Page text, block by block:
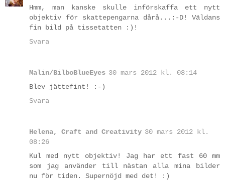
Hmm, man kanske skulle införskaffa ett nytt
objektiv för skattepengarna dårå...:-D! Väldans
fin bild på tissetatten :)!
Svara
Malin/BilboBlueEyes 30 mars 2012 kl. 08:14
Blev jättefint! :-)
Svara
Helena, Craft and Creativity 30 mars 2012 kl.
08:26
Kul med nytt objektiv! Jag har ett fast 60 mm
som jag använder till nästan alla mina bilder
nu för tiden. Supernöjd med det! :)